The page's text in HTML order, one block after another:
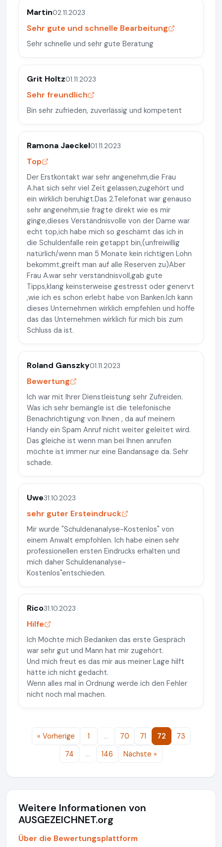
Martin02.11.2023
Sehr gute und schnelle Bearbeitung
Sehr schnelle und sehr gute Beratung
Grit Holtz01.11.2023
Sehr freundlich
Bin sehr zufrieden, zuverlässig und kompetent
Ramona Jaeckel01.11.2023
Top
Der Erstkontakt war sehr angenehm,die Frau
A.hat sich sehr viel Zeit gelassen,zugehört und
ein wirklich beruhigt.Das 2.Telefonat war genauso
sehr angenehm,sie fragte direkt wie es mir
ginge,dieses Verständnisvolle von der Dame war
echt top,ich habe mich so geschämt das ich in
die Schuldenfalle rein getappt bin,(unfreiwillig
natürlich/wenn man 5 Monate kein richtigen Lohn
bekommt,greift man auf alle Reserven zu)Aber
Frau A.war sehr verständnisvoll,gab gute
Tipps,klang keinsterweise gestresst oder genervt
,wie ich es schon erlebt habe von Banken.Ich kann
dieses Unternehmen wirklich empfehlen und hoffe
das das Unternehmen wirklich für mich bis zum
Schluss da ist.
Roland Ganszky01.11.2023
Bewertung
Ich war mit Ihrer Dienstleistung sehr Zufreiden.
Was ich sehr bemängle ist die telefonische
Benachrichtigung von Ihnen , da auf meinem
Handy ein Spam Anruf nicht weiter geleitet wird.
Das gleiche ist wenn man bei Ihnen anrufen
möchte ist immer nur eine Bandansage da. Sehr
schade.
Uwe31.10.2023
sehr guter Ersteindruck
Mir wurde "Schuldenanalyse-Kostenlos" von
einem Anwalt empfohlen. Ich habe einen sehr
professionellen ersten Eindrucks erhalten und
mich daher Schuldenanalyse-
Kostenlos"entschieden.
Rico31.10.2023
Hilfe
Ich Möchte mich Bedanken das erste Gespräch
war sehr gut und Mann hat mir zugehört.
Und mich freut es das mir aus meiner Lage hilft
hätte ich nicht gedacht.
Wenn alles mal in Ordnung werde ich den Fehler
nicht noch mal machen.
« Vorherige 1 … 70 71 72
73
74
… 146 Nächste »
Weitere Informationen von
AUSGEZEICHNET.org
Über die Bewertungsplattform